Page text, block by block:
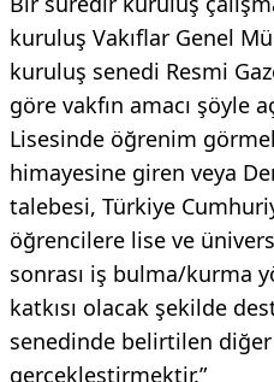
kuruluş Vakıflar Genel
kuruluş senedi Resmi
göre vakfın amacı şöyle
Lisesinde öğrenim
himayesine giren veya
talebesi, Türkiye
öğrencilere lise ve
sonrası iş bulma/kurma
katkısı olacak şekilde
senedinde belirtilen diğer
gerçekleştirmektir.”